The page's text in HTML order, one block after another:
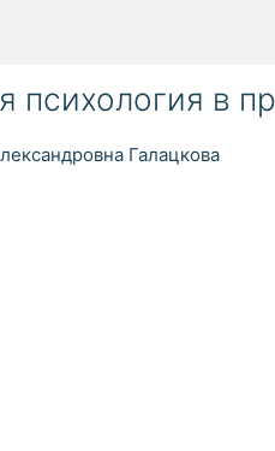
психология в
Галацкова